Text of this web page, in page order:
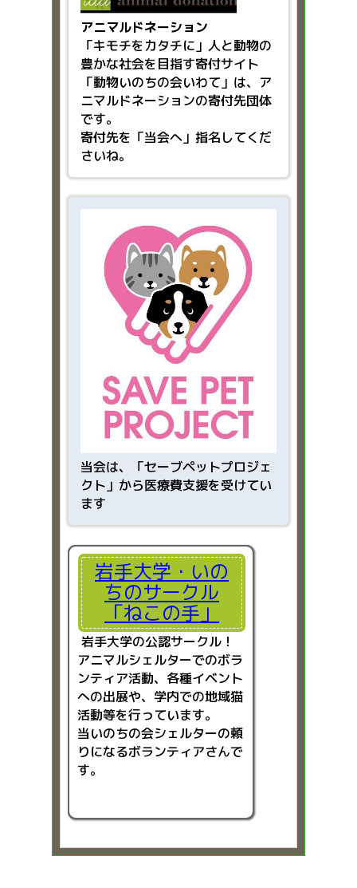
アニマルドネーション
「キモチをカタチに」人と動物の
豊かな社会を目指す寄付サイト
「動物いのちの会いわて」は、ア
ニマルドネーションの寄付先団体
です。
寄付先を「当会へ」指名してくだ
さいね。
当会は、「セーブペットプロジェ
クト」から医療費支援を受けてい
ます
岩手大学・いの
ちのサークル
「ねこの手」
岩手大学の公認サークル！
アニマルシェルターでのボラ
ンティア活動、各種イベント
への出展や、学内での地域猫
活動等を行っています。
当いのちの会シェルターの頼
りになるボランティアさんで
す。